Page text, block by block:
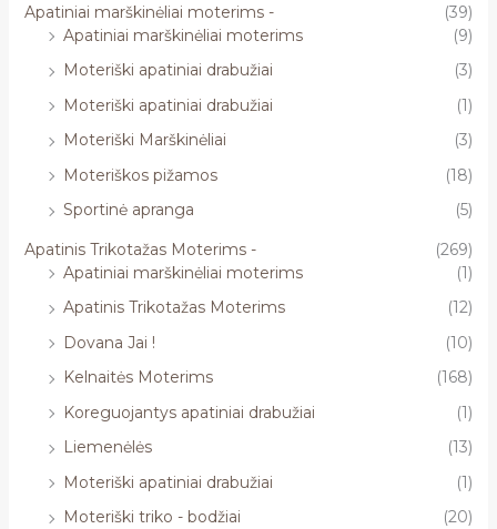
Apatiniai marškinėliai moterims -
(39)
Apatiniai marškinėliai moterims
(9)
Moteriški apatiniai drabužiai
(3)
Moteriški apatiniai drabužiai
(1)
Moteriški Marškinėliai
(3)
Moteriškos pižamos
(18)
Sportinė apranga
(5)
Apatinis Trikotažas Moterims -
(269)
Apatiniai marškinėliai moterims
(1)
Apatinis Trikotažas Moterims
(12)
Dovana Jai !
(10)
Kelnaitės Moterims
(168)
Koreguojantys apatiniai drabužiai
(1)
Liemenėlės
(13)
Moteriški apatiniai drabužiai
(1)
Moteriški triko - bodžiai
(20)